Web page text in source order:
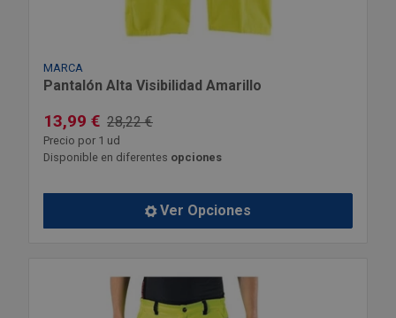
MARCA
Pantalón Alta Visibilidad Amarillo
13,99 € 28,22 €
Precio por 1 ud
Disponible en diferentes opciones
Ver Opciones